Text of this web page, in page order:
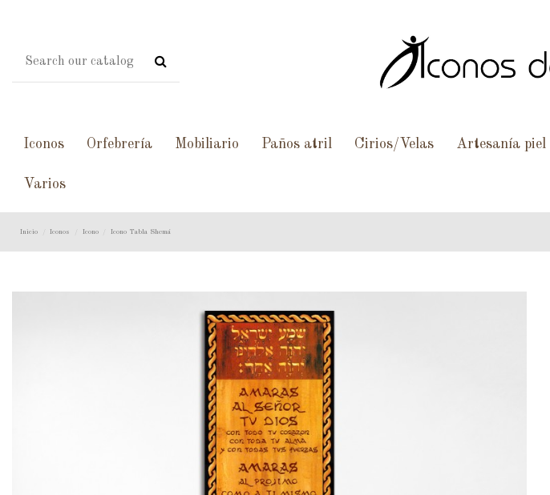
Iconos Orfebrería Mobiliario Paños atril Cirios/Velas Artesanía piel
Varios
Inicio Iconos Icono Icono Tabla Shemá